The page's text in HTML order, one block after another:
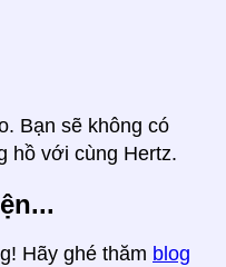
Bạn sẽ không có
hồ với cùng Hertz.
Hãy ghé thăm blog